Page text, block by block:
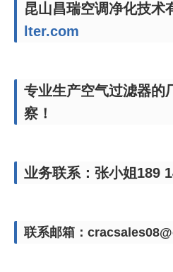
昆山昌瑞空调净化技术
lter.com
专业生产空气过滤器的
察！
业务联系：张小姐189
联系邮箱：